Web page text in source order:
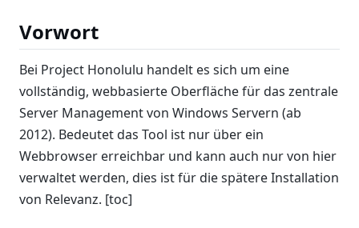
Vorwort
Bei Project Honolulu handelt es sich um eine
vollständig, webbasierte Oberfläche für das zentrale
Server Management von Windows Servern (ab
2012). Bedeutet das Tool ist nur über ein
Webbrowser erreichbar und kann auch nur von hier
verwaltet werden, dies ist für die spätere Installation
von Relevanz. [toc]